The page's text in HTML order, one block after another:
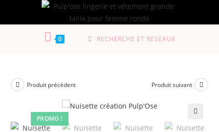
0 RECHERCHE ET RESEAUX
PROMO !
Produit précédent Produit suivant
🔍